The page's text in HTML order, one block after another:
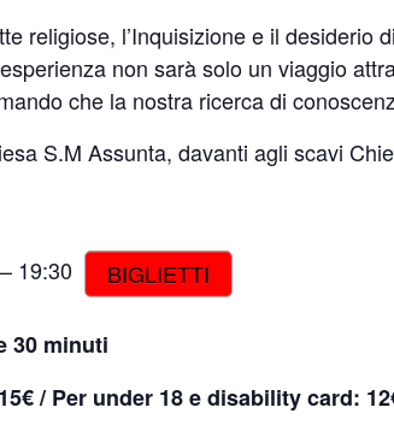
religiose, l’Inquisizione e il
non sarà solo un viaggio
che la nostra ricerca di
S.M Assunta, davanti agli scavi
19:30 BIGLIETTI
30 minuti
15€ / Per under 18 e disability card: